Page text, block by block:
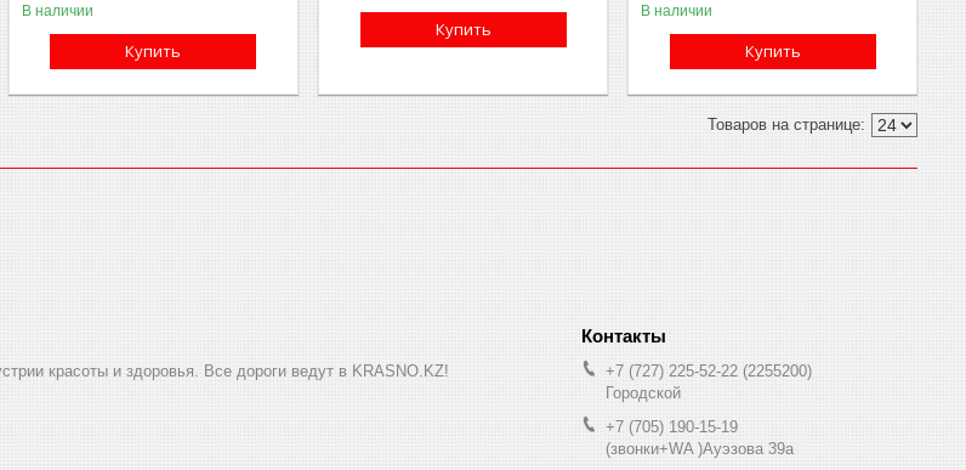
В наличии
Купить
Купить
В наличии
Купить
красоты и здоровья. Все дороги ведут в KRASNO.KZ! +7 (727) 225-52-22 2255200
Городской
+7 (705) 190-15-19
(звонки+WA )Ауэзова 39а